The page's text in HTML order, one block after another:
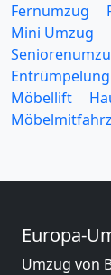
Fernumzug
Mini Umzug
Entrümpelung
Möbellift
Europa-
Umzug von